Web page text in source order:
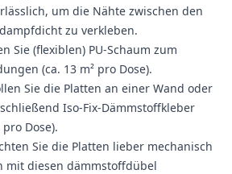
um die Nähte zwischen den
zu verkleben.
Sie (flexiblen) PU-Schaum zum
(ca. 13 m² pro Dose).
Sie die Platten an einer Wand oder
Iso-Fix-Dämmstoffkleber
Dose).
Sie die Platten lieber mechanisch
mit diesen dämmstoffdübel